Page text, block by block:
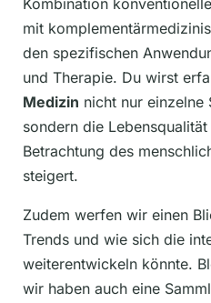
Kombination
mit
den spezifischen
und Therapie. Du wirst
Medizin nicht nur einzelne
sondern die
Betrachtung des
steigert.
Zudem werfen wir einen
Trends und wie sich die
weiterentwickeln könnte.
wir haben auch eine